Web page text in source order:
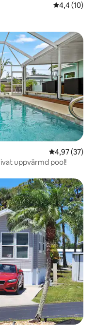
4,4 av 5 i
4,4 (10)
4,97 av 5 i
4,97 (37)
uppvärmd pool!